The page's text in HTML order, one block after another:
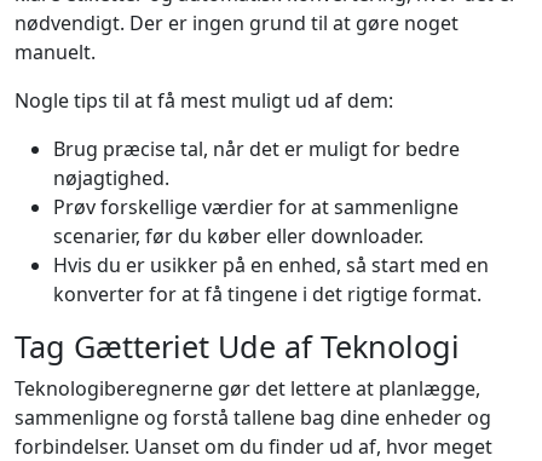
nødvendigt. Der er ingen grund til at gøre noget
manuelt.
Nogle tips til at få mest muligt ud af dem:
Brug præcise tal, når det er muligt for bedre
nøjagtighed.
Prøv forskellige værdier for at sammenligne
scenarier, før du køber eller downloader.
Hvis du er usikker på en enhed, så start med en
konverter for at få tingene i det rigtige format.
Tag Gætteriet Ude af Teknologi
Teknologiberegnerne gør det lettere at planlægge,
sammenligne og forstå tallene bag dine enheder og
forbindelser. Uanset om du finder ud af, hvor meget